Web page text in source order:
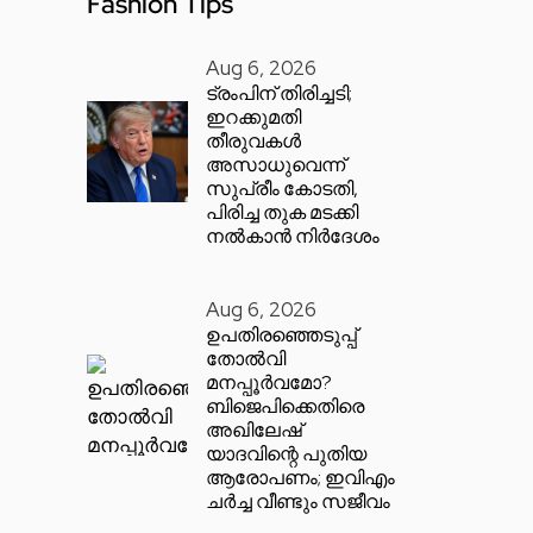
Aug 6, 2026
ട്രംപിന് തിരിച്ചടി;
ഇറക്കുമതി
തീരുവകൾ
അസാധുവെന്ന്
സുപ്രീം കോടതി,
പിരിച്ച തുക മടക്കി
നൽകാൻ നിർദേശം
Aug 6, 2026
ഉപതിരഞ്ഞെടുപ്പ്
തോൽവി
മനപ്പൂർവമോ?
ബിജെപിക്കെതിരെ
അഖിലേഷ്
യാദവിന്റെ പുതിയ
ആരോപണം; ഇവിഎം
ചർച്ച വീണ്ടും സജീവം